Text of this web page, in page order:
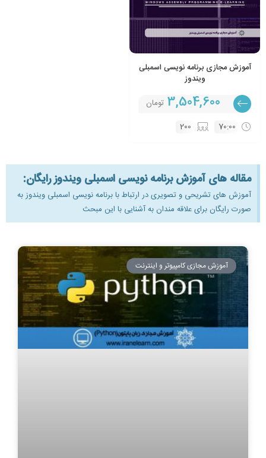
آموزش مجازی برنامه نویسی اسمبلی
ویندوز
3,504,600 تومان
70:00
200
مقاله های آموزش برنامه نویسی اسمبلی ویندوز رایگان:
آموزش های تشریحی و تصویری در ارتباط با برنامه نویسی اسمبلی ویندوز به
صورت رایگان برای علاقه مندان به آشنایی با این مبحث
آموزش مجازی کامپیوتر و اینترنت